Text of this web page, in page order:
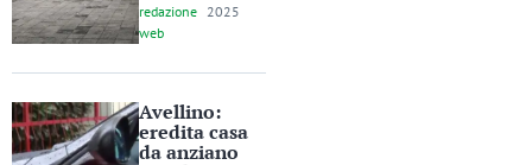
redazione
web
2025
Avellino:
eredita casa
da anziano